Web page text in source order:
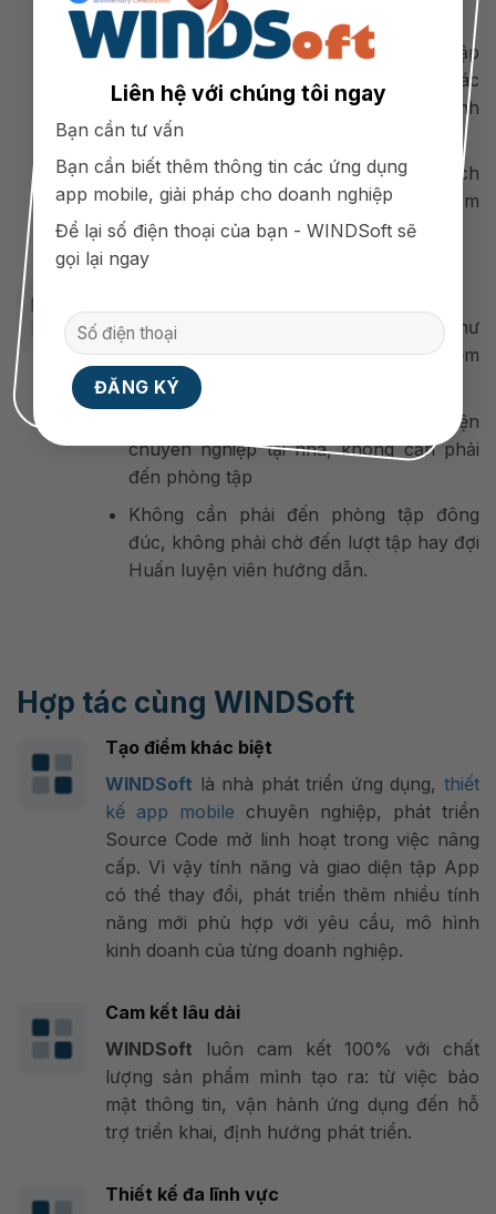
Liên hệ với chúng tôi ngay
Bạn cần tư vấn
Bạn cần biết thêm thông tin các ứng dụng
app mobile, giải pháp cho doanh nghiệp
Để lại số điện thoại của bạn - WINDSoft sẽ
gọi lại ngay
của phòng tập gym ở mọi lúc mọi nơi
Tiết kiệm chi phí quảng bá phòng tập
gym trên các phương tiện thông tin khác
như báo in, truyền hình, các kênh
marketing online…
Tạo cầu nối đến với thị trường khách
hàng muốn kinh doanh phòng tập gym
tốt và nhanh .
Cung cấp thông tin cho khách hàng, như
lịch tập, lượng calo đốt theo time, kiểm
soát thay đổi tư vấn chế độ ăn uống
Giúp khách hàng có thể tập luyện
chuyên nghiệp tại nhà, không cần phải
đến phòng tập
Không cần phải đến phòng tập đông
đúc, không phải chờ đến lượt tập hay đợi
Huấn luyện viên hướng dẫn.
Hợp tác cùng WINDSoft
Tạo điểm khác biệt
WINDSoft là nhà phát triển ứng dụng, thiết
kế app mobile chuyên nghiệp, phát triển
Source Code mở linh hoạt trong việc nâng
cấp. Vì vậy tính năng và giao diện tập App
có thể thay đổi, phát triển thêm nhiều tính
năng mới phù hợp với yêu cầu, mô hình
kinh doanh của từng doanh nghiệp.
Cam kết lâu dài
WINDSoft luôn cam kết 100% với chất
lượng sản phẩm mình tạo ra: từ việc bảo
mật thông tin, vận hành ứng dụng đến hỗ
trợ triển khai, định hướng phát triển.
Thiết kế đa lĩnh vực